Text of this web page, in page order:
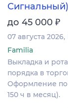
Сигнальный)
до 45 000 ₽
07 августа 2026
Familia
Выкладка и
порядка в
Оформление по
150 ч в месяц).